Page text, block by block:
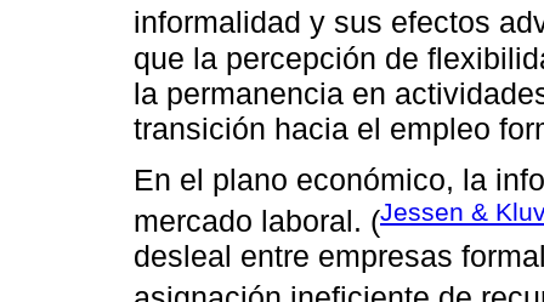
informalidad y sus efectos
que la percepción de
la permanencia en
transición hacia el empleo
En el plano económico, la
mercado laboral. (Jessen &
desleal entre empresas